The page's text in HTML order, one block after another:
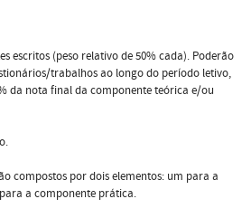
escritos (peso relativo de 50% cada). Poderão
trabalhos ao longo do período letivo,
da nota final da componente teórica e/ou
compostos por dois elementos: um para a
a componente prática.